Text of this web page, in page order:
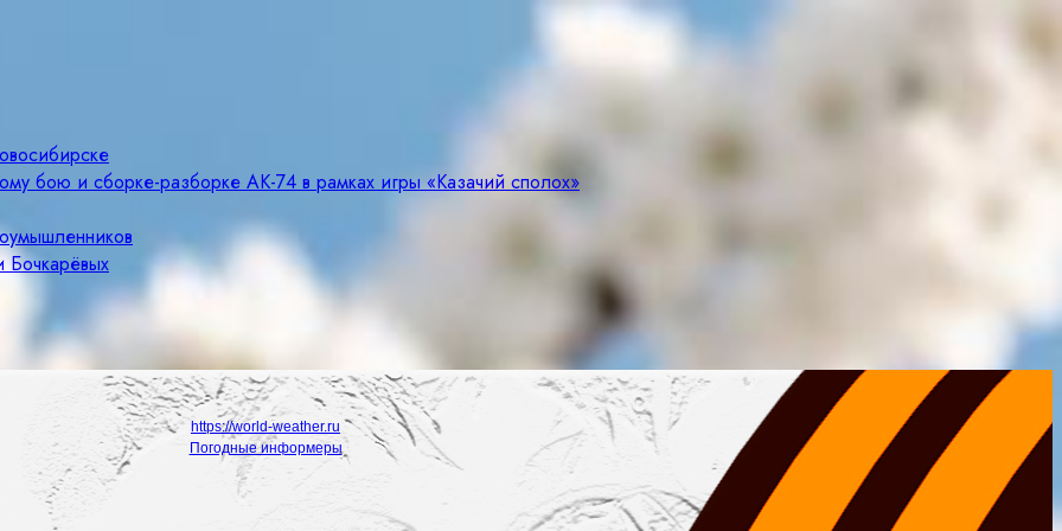
бою и сборке-разборке АК-74 в рамках игры «Казачий сполох»
Бочкарёвых
https://world-weather.ru
Погодные информеры